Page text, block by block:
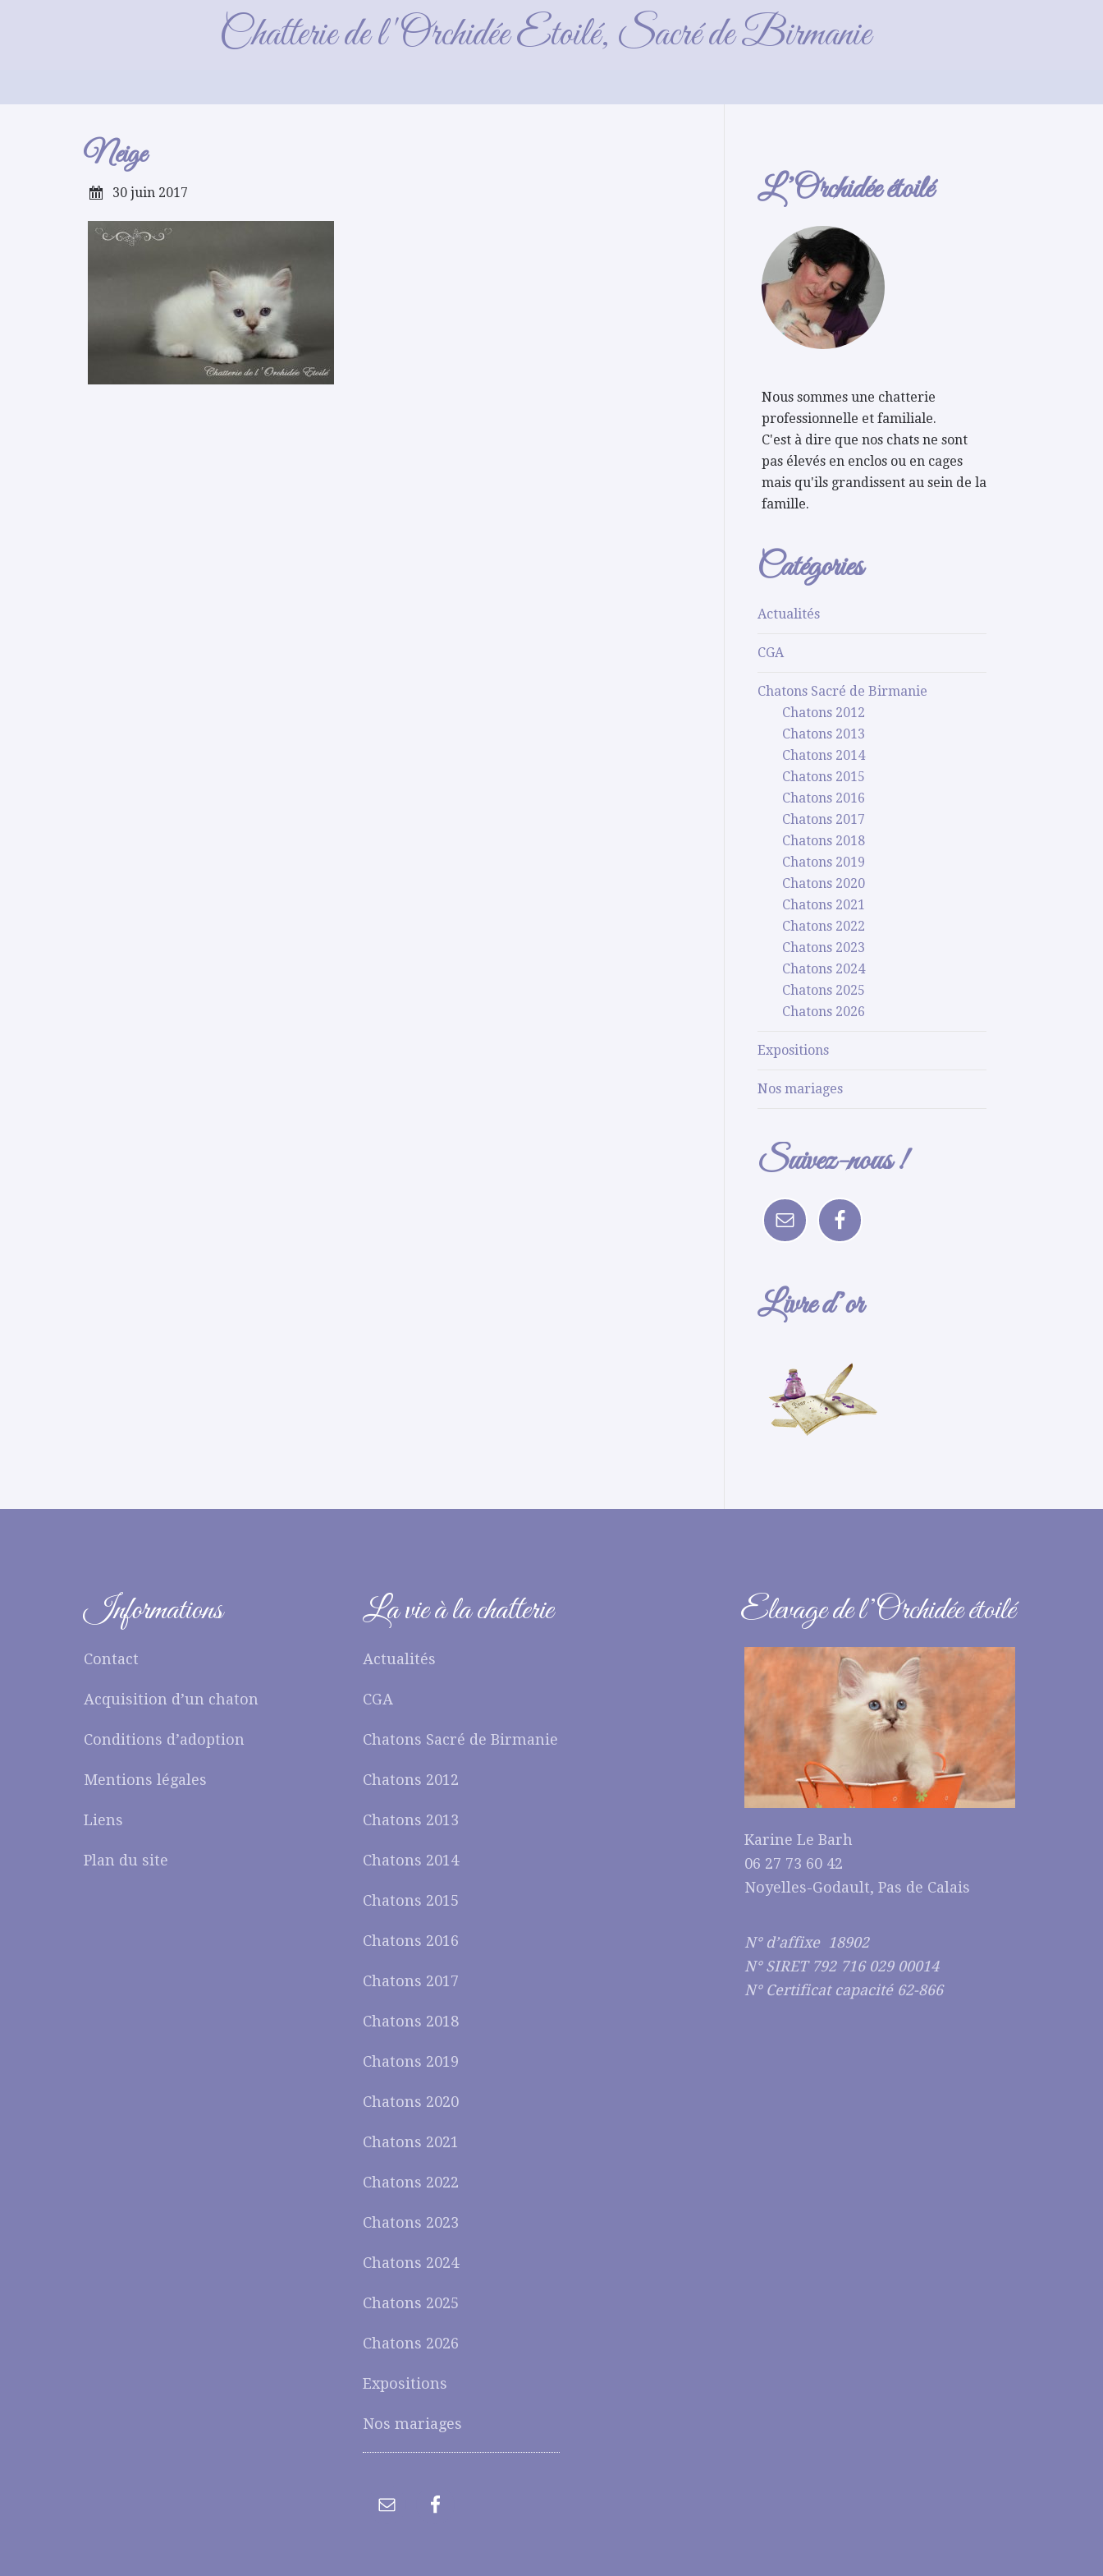
Chatterie de l'Orchidée Etoilé, Sacré de Birmanie
Neige
Neige
30 juin 2017 L’Orchidée étoilé
Nous sommes une chatterie
professionnelle et familiale.
C'est à dire que nos chats ne sont
pas élevés en enclos ou en cages
mais qu'ils grandissent au sein de la
famille.
Catégories
Actualités
CGA
Chatons Sacré de Birmanie
Chatons 2012
Chatons 2013
Chatons 2014
Chatons 2015
Chatons 2016
Chatons 2017
Chatons 2018
Chatons 2019
Chatons 2020
Chatons 2021
Chatons 2022
Chatons 2023
Chatons 2024
Chatons 2025
Chatons 2026
Expositions
Nos mariages
Suivez-nous !
Livre d’or
Informations
Contact
Acquisition d’un chaton
Conditions d’adoption
Mentions légales
Liens
Plan du site
La vie à la chatterie
Actualités
CGA
Chatons Sacré de Birmanie
Chatons 2012
Chatons 2013
Chatons 2014
Chatons 2015
Chatons 2016
Chatons 2017
Chatons 2018
Chatons 2019
Chatons 2020
Chatons 2021
Chatons 2022
Chatons 2023
Chatons 2024
Chatons 2025
Chatons 2026
Expositions
Nos mariages
Elevage de l’Orchidée étoilé
Karine Le Barh
06 27 73 60 42
Noyelles-Godault, Pas de Calais
N° d’affixe 18902
N° SIRET 792 716 029 00014
N° Certificat capacité 62-866